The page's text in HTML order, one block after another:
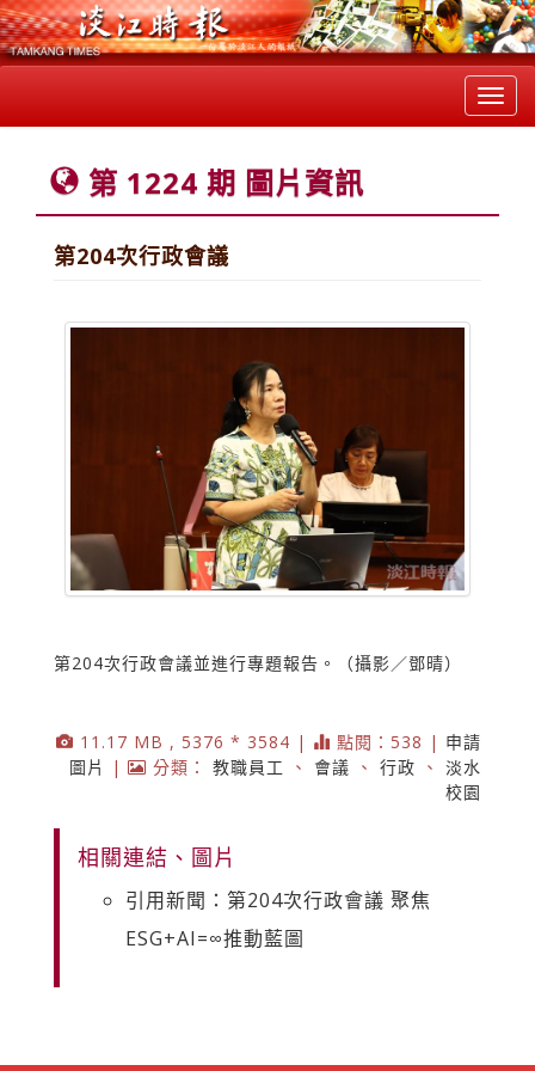
第 1224 期 圖片資訊
第204次行政會議
第204次行政會議並進行專題報告。（攝影／鄧晴）
11.17 MB , 5376 * 3584 | 點閱：538 | 申請
圖片
| 分類： 教職員工 、 會議 、 行政 、 淡水
校園
相關連結、圖片
引用新聞：第204次行政會議 聚焦
ESG+AI=∞推動藍圖